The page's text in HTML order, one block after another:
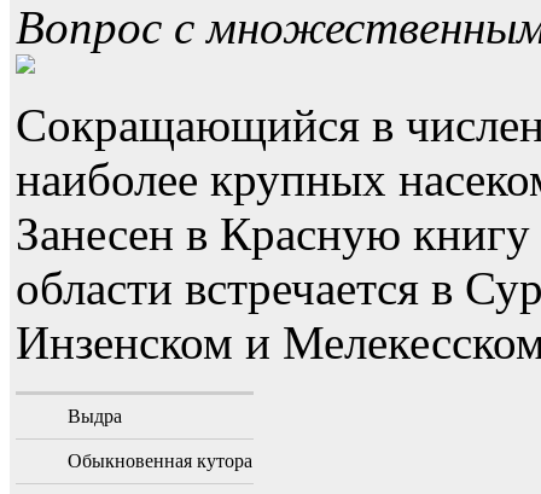
Вопрос с
Сокращающийся в
наиболее крупных
Занесен в Красную
области встречается в
Инзенском и
Выдра
Обыкновенная кутора